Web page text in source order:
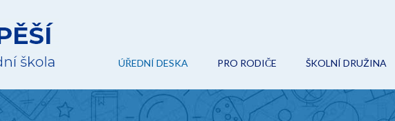
ÚŘEDNÍ DESKA
POVINNÉ (VEŘEJNÉ) INFORMACE
PRO RODIČE
ON-LINE VÝUKA
ŠKOLNÍ DRUŽINA
AKCE